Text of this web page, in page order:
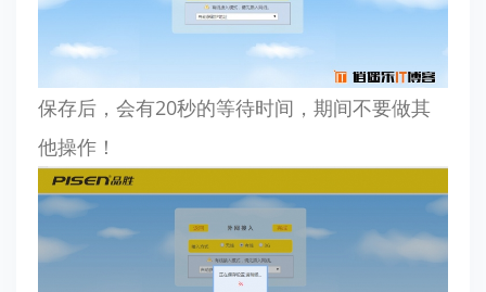
保存后，会有20秒的等待时间，期间不要做其
他操作！